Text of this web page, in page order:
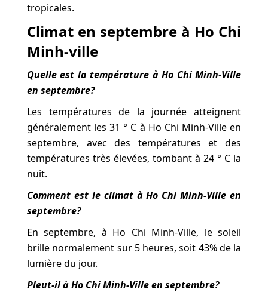
tropicales.
Climat en septembre à Ho Chi
Minh-ville
Quelle est la température à Ho Chi Minh-Ville
en septembre?
Les températures de la journée atteignent
généralement les 31 ° C à Ho Chi Minh-Ville en
septembre, avec des températures et des
températures très élevées, tombant à 24 ° C la
nuit.
Comment est le climat à Ho Chi Minh-Ville en
septembre?
En septembre, à Ho Chi Minh-Ville, le soleil
brille normalement sur 5 heures, soit 43% de la
lumière du jour.
Pleut-il à Ho Chi Minh-Ville en septembre?